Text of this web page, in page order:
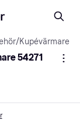
/Kupévärmare
54271